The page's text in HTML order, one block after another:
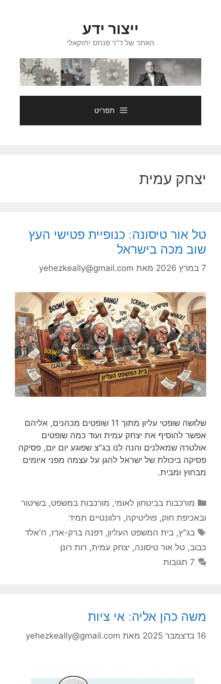
ייצור ידע
האתר של ד"ר פנחס יחזקאלי
תפריט
יצחק עמית
טל אור טיסונה: כנופיית פטישי העץ
שוב מכה בישראל
7 במרץ 2026 מאת yehezkeally@gmail.com
שלושה שופטי עליון מתוך 11 שופטים מכהנים, אליהם
אפשר להוסיף את יצחק עמית ועוד כמה שופטים
אולטרה שמאלנים והנה לנו בג"צ שפוגע יום יום, פסיקה
פסיקה ביכולת של ישראל להגן על עצמה מפני איומים
מבחוץ ומבית.
קטגוריות
מורכבות בביטחון לאומי, מורכבות במשפט, בשיטור
ובאכיפת חוק, פוליטיקה, רלוונטיים תמיד
תגיות
בג"ץ,בית המשפט העליון,דפנה ברק-ארז, ח'אלד
כבוב, טל אור טיסונה, יצחק עמית, רות רונן
7 תגובות
משה כהן אליה: אי ציות
16 בדצמבר 2025 מאת yehezkeally@gmail.com